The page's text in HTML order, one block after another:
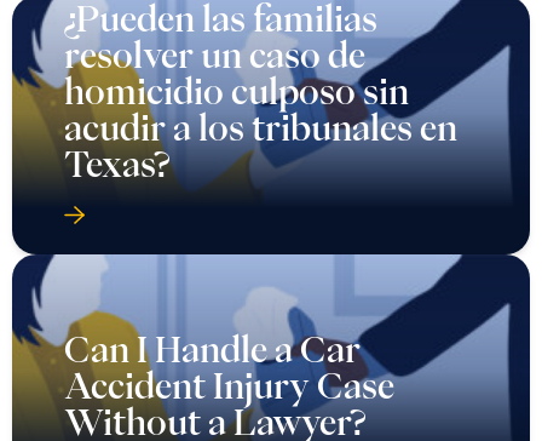
¿Pueden las familias
resolver un caso de
homicidio culposo sin
acudir a los tribunales en
Texas?
Can I Handle a Car
Accident Injury Case
Without a Lawyer?